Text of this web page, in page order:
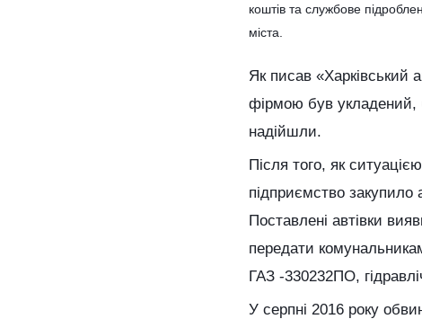
коштів та службове
міста.
Як писав «Харківський
фірмою був укладений,
надійшли.
Після того, як
підприємство
Поставлені автівки
передати
ГАЗ -330232ПО,
У серпні 2016 року